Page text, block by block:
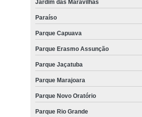
Jardim das Maravilhas
Paraíso
Parque Capuava
Parque Erasmo Assunção
Parque Jaçatuba
Parque Marajoara
Parque Novo Oratório
Parque Rio Grande